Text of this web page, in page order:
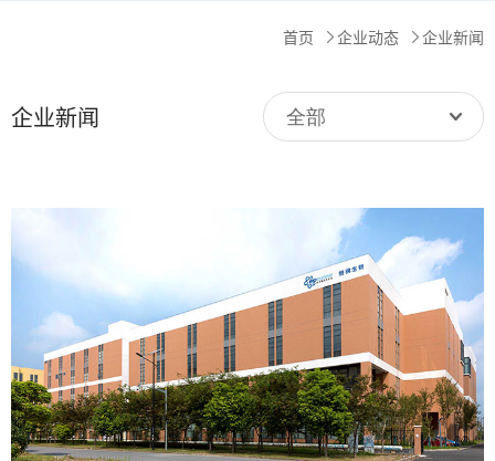
首页 企业动态 企业新闻
企业新闻 全部